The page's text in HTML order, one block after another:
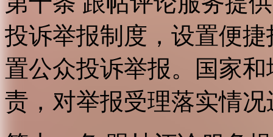
投诉举报制度，设置便
置公众投诉举报。国家
责，对举报受理落实情